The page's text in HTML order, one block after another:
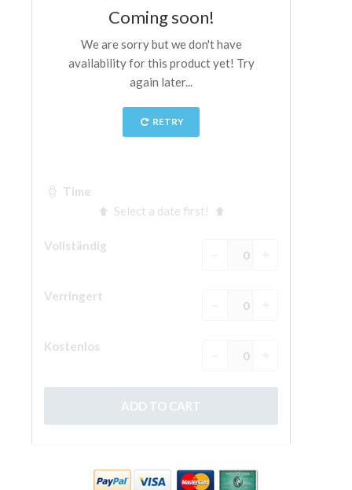
Boboli Gardens
The Arnolfo\'s tower
Vasari Corridor
Palazzo Vecchio
Santa Maria Novella
Eine Geführte Tour buchen
FRANÇAIS
ESPAÑOL